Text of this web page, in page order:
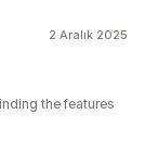
2 Aralık 2025
the features